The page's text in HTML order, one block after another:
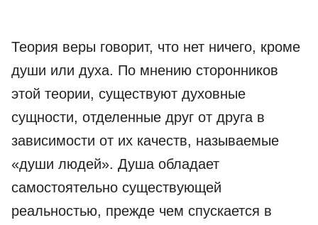
Теория веры говорит, что нет ничего, кроме
души или духа. По мнению сторонников
этой теории, существуют духовные
сущности, отделенные друг от друга в
зависимости от их качеств, называемые
«души людей». Душа обладает
самостоятельно существующей
реальностью, прежде чем спускается в